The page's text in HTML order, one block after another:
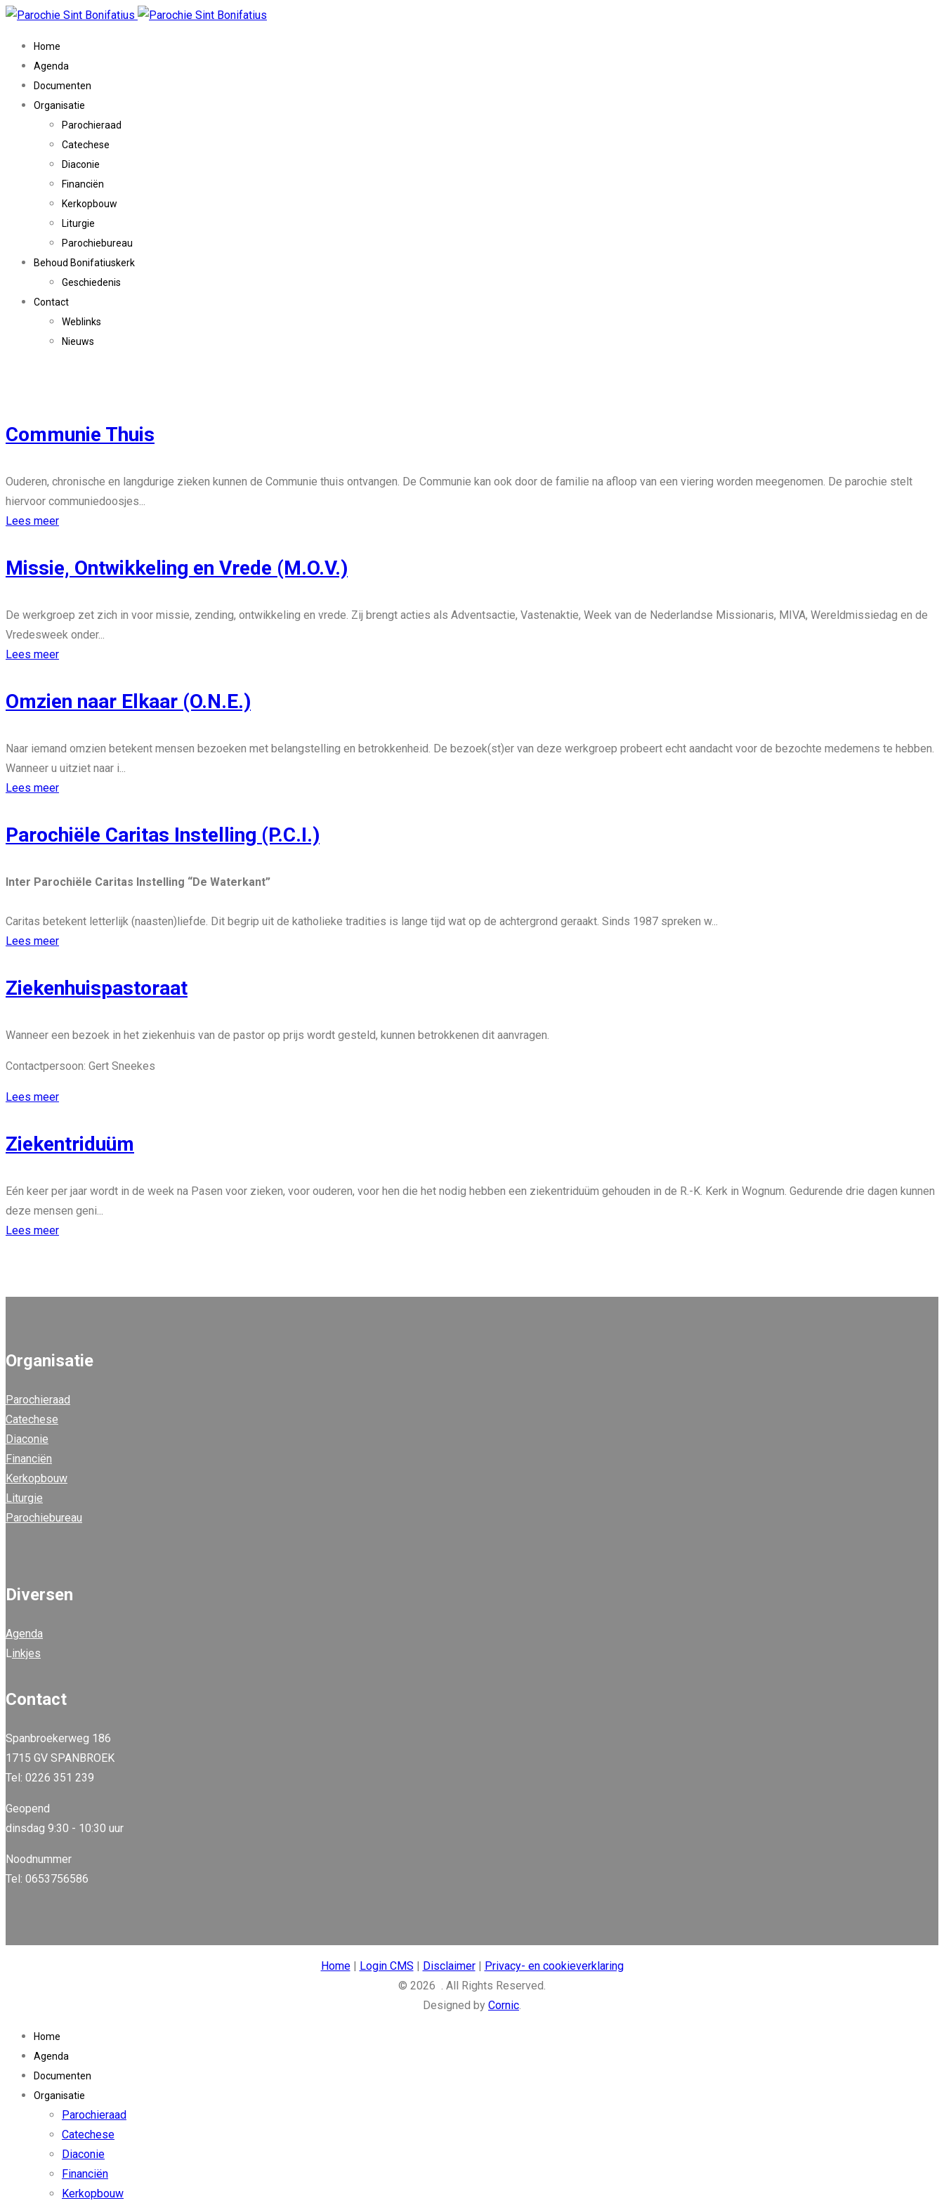
Home
Agenda
Documenten
Organisatie
Parochieraad
Catechese
Diaconie
Financiën
Kerkopbouw
Liturgie
Parochiebureau
Behoud Bonifatiuskerk
Geschiedenis
Contact
Weblinks
Nieuws
Communie Thuis
Ouderen, chronische en langdurige zieken kunnen de Communie thuis ontvangen. De Communie kan ook door de familie na afloop van een viering worden meegenomen. De parochie stelt
hiervoor communiedoosjes...
Lees meer
Missie, Ontwikkeling en Vrede (M.O.V.)
De werkgroep zet zich in voor missie, zending, ontwikkeling en vrede. Zij brengt acties als Adventsactie, Vastenaktie, Week van de Nederlandse Missionaris, MIVA, Wereldmissiedag en de
Vredesweek onder...
Lees meer
Omzien naar Elkaar (O.N.E.)
Naar iemand omzien betekent mensen bezoeken met belangstelling en betrokkenheid. De bezoek(st)er van deze werkgroep probeert echt aandacht voor de bezochte medemens te hebben.
Wanneer u uitziet naar i...
Lees meer
Parochiële Caritas Instelling (P.C.I.)
Inter Parochiële Caritas Instelling “De Waterkant”
Caritas betekent letterlijk (naasten)liefde. Dit begrip uit de katholieke tradities is lange tijd wat op de achtergrond geraakt. Sinds 1987 spreken w...
Lees meer
Ziekenhuispastoraat
Wanneer een bezoek in het ziekenhuis van de pastor op prijs wordt gesteld, kunnen betrokkenen dit aanvragen.
Contactpersoon: Gert Sneekes
Lees meer
Ziekentriduüm
Eén keer per jaar wordt in de week na Pasen voor zieken, voor ouderen, voor hen die het nodig hebben een ziekentriduüm gehouden in de R.-K. Kerk in Wognum. Gedurende drie dagen kunnen
deze mensen geni...
Lees meer
Organisatie
Parochieraad
Catechese
Diaconie
Financiën
Kerkopbouw
Liturgie
Parochiebureau
Diversen
Agenda
Linkjes
Contact
Spanbroekerweg 186
1715 GV SPANBROEK
Tel: 0226 351 239
Geopend
dinsdag 9:30 - 10:30 uur
Noodnummer
Tel: 0653756586
Home| Login CMS | Disclaimer| Privacy- en cookieverklaring
© 2026 . All Rights Reserved.
Designed by Cornic
Home
Agenda
Documenten
Organisatie
Parochieraad
Catechese
Diaconie
Financiën
Kerkopbouw